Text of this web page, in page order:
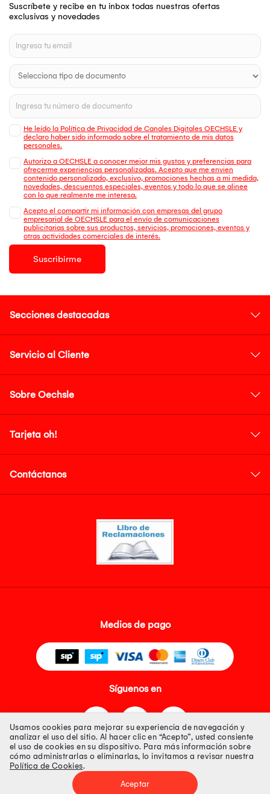
Suscríbete y recibe en tu inbox todas nuestras ofertas
exclusivas y novedades
He leído la Política de Privacidad de Canales Digitales OECHSLE y
declaro haber sido informado sobre el tratamiento de mis datos
personales.
Autorizo a OECHSLE a conocer mejor mis gustos y preferencias para
ofrecerme experiencias personalizadas. Acepto que me envien
contenido personalizado, exclusivo, promociones hechas a mi medida,
novedades, descuentos especiales, eventos y todo lo que se alinee
con lo que realmente me interesa.
Acepto el compartir mi información con empresas del grupo
empresarial de OECHSLE para el envío de comunicaciones
publicitarias sobre sus productos, servicios, promociones, eventos y
otras actividades comerciales de interés.
Suscribirme
Secciones destacadas
Servicio al Cliente
Sobre Oechsle
Tarjeta oh!
Contáctanos
Medios de pago
Síguenos en
Tienda 100% Segura
Usamos cookies para mejorar su experiencia de navegación y
analizar el uso del sitio. Al hacer clic en “Acepto”, usted consiente
el uso de cookies en su dispositivo. Para más información sobre
cómo administrarlas o eliminarlas, lo invitamos a revisar nuestra
Política de Cookies.
Aceptar